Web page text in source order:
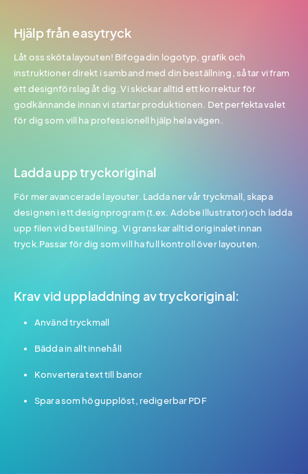
Hjälp från easytryck
Låt oss sköta layouten! Bifoga din logotyp, grafik och
instruktioner direkt i samband med din beställning, så tar vi fram
ett designförslag åt dig. Vi skickar alltid ett korrektur för
godkännande innan vi startar produktionen. Det perfekta valet
för dig som vill ha professionell hjälp hela vägen.
Ladda upp tryckoriginal
För mer avancerade layouter. Ladda ner vår tryckmall, skapa
designen i ett designprogram (t.ex. Adobe Illustrator) och ladda
upp filen vid beställning. Vi granskar alltid originalet innan
tryck.Passar för dig som vill ha full kontroll över layouten.
Krav vid uppladdning av tryckoriginal:
Använd tryckmall
Bädda in allt innehåll
Konvertera text till banor
Spara som högupplöst, redigerbar PDF